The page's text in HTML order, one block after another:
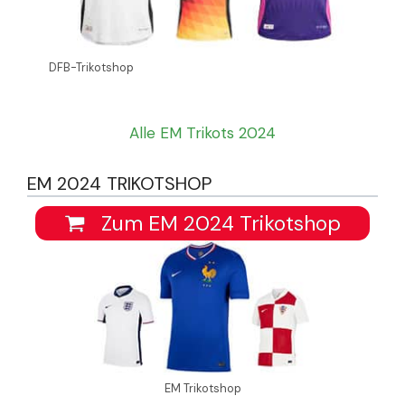
DFB-Trikotshop
Alle EM Trikots 2024
EM 2024 TRIKOTSHOP
Zum EM 2024 Trikotshop
EM Trikotshop